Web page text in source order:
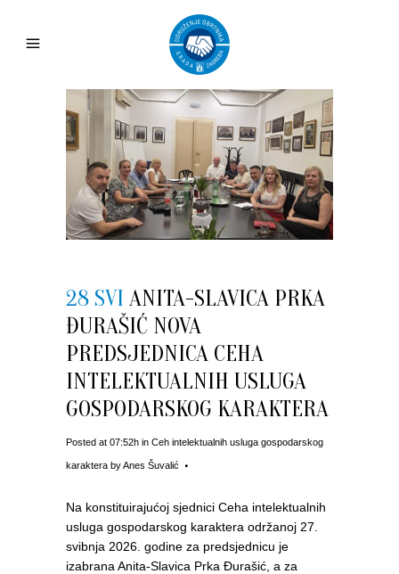
28 SVI ANITA-SLAVICA PRKA
ĐURAŠIĆ NOVA
PREDSJEDNICA CEHA
INTELEKTUALNIH USLUGA
GOSPODARSKOG KARAKTERA
Posted at 07:52h in Ceh intelektualnih usluga gospodarskog
karaktera byAnes Šuvalić
Na konstituirajućoj sjednici Ceha intelektualnih
usluga gospodarskog karaktera održanoj 27.
svibnja 2026. godine za predsjednicu je
izabrana Anita-Slavica Prka Đurašić, a za